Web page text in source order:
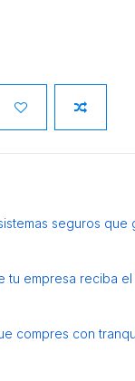
seguros que
tu empresa reciba
compres con